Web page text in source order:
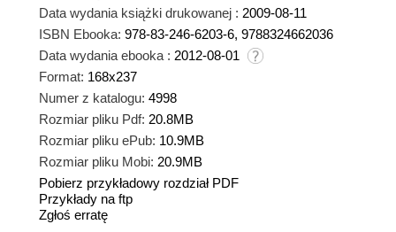
Data wydania książki drukowanej : 2009-08-11
ISBN Ebooka: 978-83-246-6203-6, 9788324662036
Data wydania ebooka : 2012-08-01
Format: 168x237
Numer z katalogu: 4998
Rozmiar pliku Pdf: 20.8MB
Rozmiar pliku ePub: 10.9MB
Rozmiar pliku Mobi: 20.9MB
Pobierz przykładowy rozdział PDF
Przykłady na ftp
Zgłoś erratę